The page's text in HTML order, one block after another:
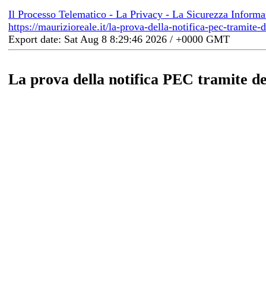
Il Processo Telematico - La Privacy - La Sicurezza
https://maurizioreale.it/la-prova-della-notifica-pec-tramite-
Export date: Sat Aug 8 8:29:46 2026 / +0000 GMT
La prova della notifica PEC tramite